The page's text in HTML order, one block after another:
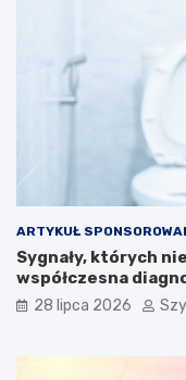
ARTYKUŁ
Sygnały, których
współczesna
proktologii?
28 lipca 2026